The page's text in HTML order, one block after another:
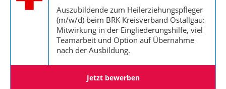
Auszubildende zum Heilerziehungspfleger
(m/w/d) beim BRK Kreisverband Ostallgäu:
Mitwirkung in der Eingliederungshilfe, viel
Teamarbeit und Option auf Übernahme
nach der Ausbildung.
Jetzt bewerben